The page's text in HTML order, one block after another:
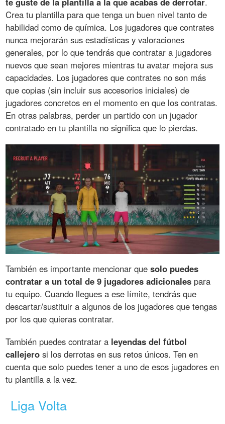
Crea tu plantilla para que tenga un buen nivel tanto de
habilidad como de química. Los jugadores que contrates
nunca mejorarán sus estadísticas y valoraciones
generales, por lo que tendrás que contratar a jugadores
nuevos que sean mejores mientras tu avatar mejora sus
capacidades. Los jugadores que contrates no son más
que copias (sin incluir sus accesorios iniciales) de
jugadores concretos en el momento en que los contratas.
En otras palabras, perder un partido con un jugador
contratado en tu plantilla no significa que lo pierdas.
También es importante mencionar quesolo puedes
contratar a un total de 9 jugadores adicionales para
tu equipo. Cuando llegues a ese límite, tendrás que
descartar/sustituir a algunos de los jugadores que tengas
por los que quieras contratar.
También puedes contratar a leyendas del fútbol
callejero si los derrotas en sus retos únicos. Ten en
cuenta que solo puedes tener a uno de esos jugadores en
tu plantilla a la vez.
Liga Volta